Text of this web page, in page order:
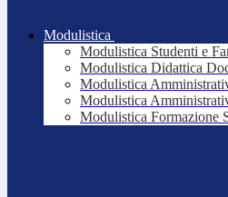
Modulistica
Modulistica Studenti e
Modulistica Didattica
Modulistica
Modulistica
Modulistica Formazione